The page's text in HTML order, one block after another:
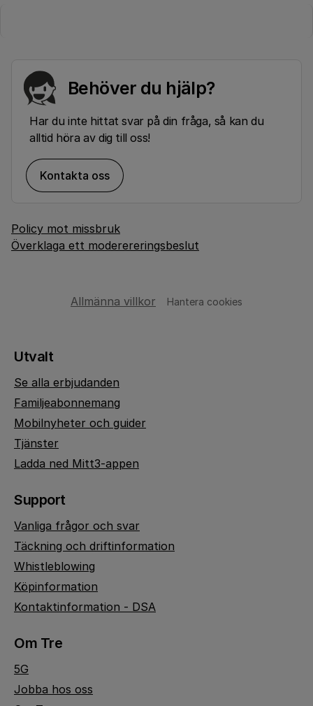
Behöver du hjälp?
Har du inte hittat svar på din fråga, så kan du
alltid höra av dig till oss!
Kontakta oss
Policy mot missbruk
Överklaga ett moderereringsbeslut
Allmänna villkor Hantera cookies
Utvalt
Se alla erbjudanden
Familjeabonnemang
Mobilnyheter och guider
Tjänster
Ladda ned Mitt3-appen
Support
Vanliga frågor och svar
Täckning och driftinformation
Whistleblowing
Köpinformation
Kontaktinformation - DSA
Om Tre
5G
Jobba hos oss